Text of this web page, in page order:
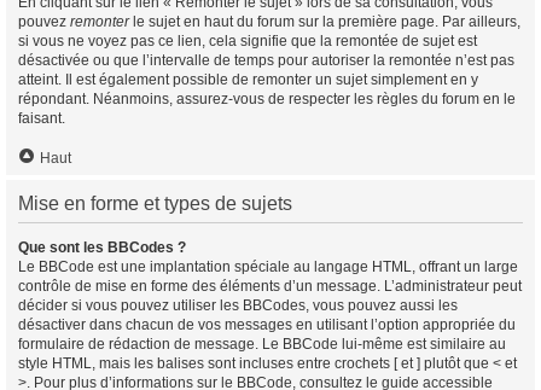
pouvez remonterle sujet en haut du forum sur la première page. Par ailleurs,
si vous ne voyez pas ce lien, cela signifie que la remontée de sujet est
désactivée ou que l’intervalle de temps pour autoriser la remontée n’est pas
atteint. Il est également possible de remonter un sujet simplement en y
répondant. Néanmoins, assurez-vous de respecter les règles du forum en le
faisant.
Haut
Mise en forme et types de sujets
Que sont les BBCodes ?
Le BBCode est une implantation spéciale au langage HTML, offrant un large
contrôle de mise en forme des éléments d’un message. L’administrateur peut
décider si vous pouvez utiliser les BBCodes, vous pouvez aussi les
désactiver dans chacun de vos messages en utilisant l’option appropriée du
formulaire de rédaction de message. Le BBCode lui-même est similaire au
style HTML, mais les balises sont incluses entre crochets [ et ] plutôt que < et
>. Pour plus d’informations sur le BBCode, consultez le guide accessible